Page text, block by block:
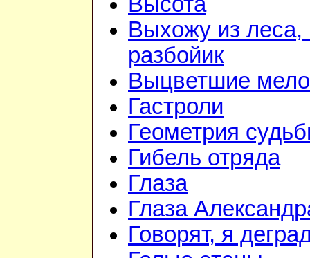
Выхожу из леса,
разбойик
Выцветшие
Гастроли
Геометрия
Гибель отряда
Глаза
Глаза
Говорят, я